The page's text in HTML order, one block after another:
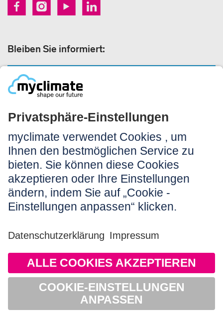
Bleiben Sie informiert:
Rechtliches:
Impressum
Nutzungshinweis
AGB
Datenschutz
Barrierefreiheit